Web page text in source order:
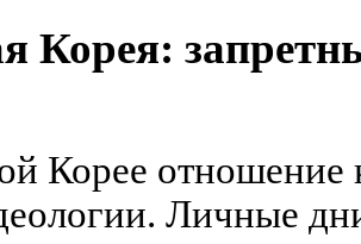
Корея:
Корее
Личные